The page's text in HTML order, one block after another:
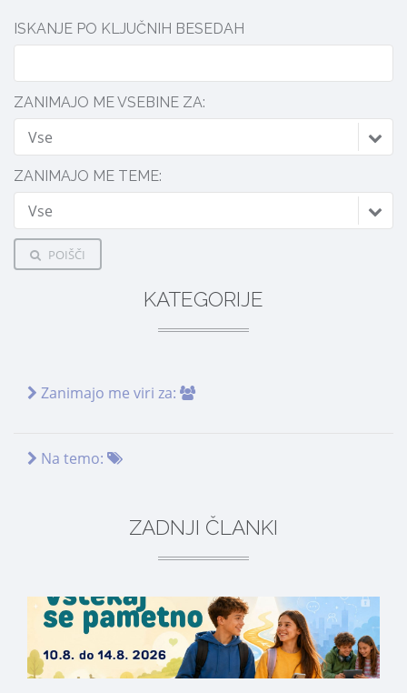
ISKANJE PO KLJUČNIH BESEDAH
ZANIMAJO ME VSEBINE ZA:
Vse
ZANIMAJO ME TEME:
Vse
POIŠČI
KATEGORIJE
Zanimajo me viri za:
Na temo:
ZADNJI ČLANKI